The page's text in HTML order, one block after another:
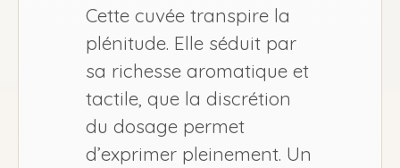
Cette cuvée transpire la
plénitude. Elle séduit par
sa richesse aromatique et
tactile, que la discrétion
du dosage permet
d’exprimer pleinement. Un